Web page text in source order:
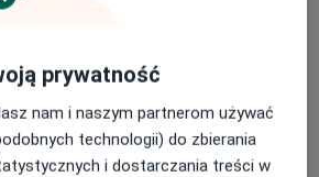
Bogumiła Ziomek
Marian Witkowski
prywatność
nam i naszym partnerom używać
technologii) do zbierania
i dostarczania treści w